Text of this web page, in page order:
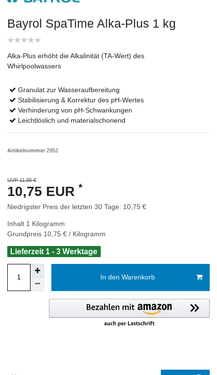
Bayrol SpaTime Alka-Plus 1 kg
Alka-Plus erhöht die Alkalinität (TA-Wert) des
Whirlpoolwassers
Granulat zur Wasseraufbereitung
Stabilisierung & Korrektur des pH-Wertes
Verhinderung von pH-Schwankungen
Leichtlöslich und materialschonend
Artikelnummer 2952
UVP 11,95 €
10,75 EUR *
Niedrigster Preis der letzten 30 Tage: 10,75 €
Inhalt 1 Kilogramm
Grundpreis 10,75 € / Kilogramm
Lieferzeit 1 - 3 Werktage
In den Warenkorb